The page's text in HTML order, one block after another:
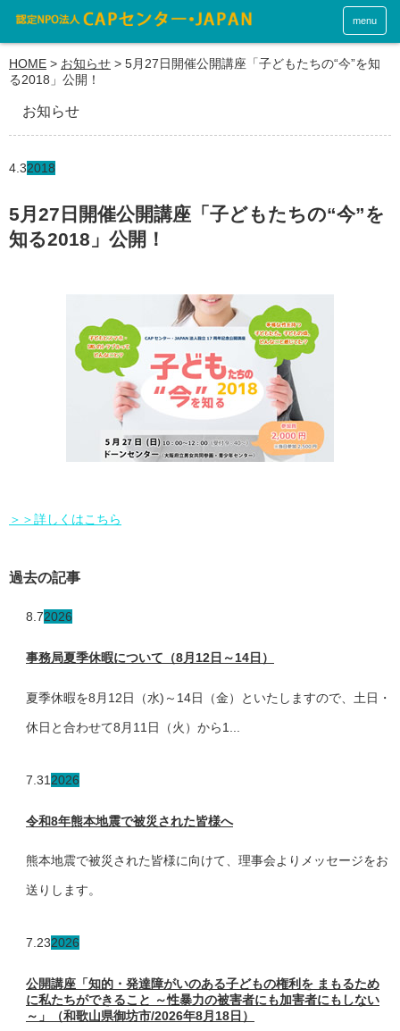
menu
HOME > お知らせ > 5月27日開催公開講座「子どもたちの“今”を知
る2018」公開！
お知らせ
4.32018
5月27日開催公開講座「子どもたちの“今”を
知る2018」公開！
＞＞詳しくはこちら
過去の記事
8.72026
事務局夏季休暇について（8月12日～14日）
夏季休暇を8月12日（水)～14日（金）といたしますので、土日・
休日と合わせて8月11日（火）から1...
7.31 2026
令和8年熊本地震で被災された皆様へ
熊本地震で被災された皆様に向けて、理事会よりメッセージをお
送りします。
7.232026
公開講座「知的・発達障がいのある子どもの権利を まもるため
に私たちができること ～性暴力の被害者にも加害者にもしない
～」（和歌山県御坊市/2026年8月18日）